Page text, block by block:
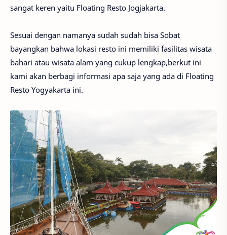
sangat keren yaitu Floating Resto Jogjakarta.
Sesuai dengan namanya sudah sudah bisa Sobat
bayangkan bahwa lokasi resto ini memiliki fasilitas wisata
bahari atau wisata alam yang cukup lengkap,berkut ini
kami akan berbagi informasi apa saja yang ada di Floating
Resto Yogyakarta ini.